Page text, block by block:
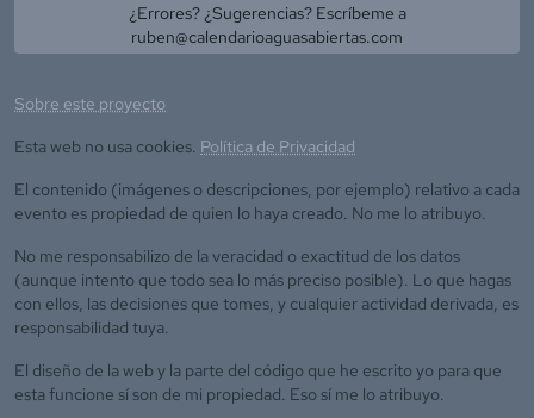
¿Errores? ¿Sugerencias? Escríbeme a
ruben@calendarioaguasabiertas.com
Sobre este proyecto
Esta web no usa cookies. Política de Privacidad
El contenido (imágenes o descripciones, por ejemplo) relativo a cada
evento es propiedad de quien lo haya creado. No me lo atribuyo.
No me responsabilizo de la veracidad o exactitud de los datos
(aunque intento que todo sea lo más preciso posible). Lo que hagas
con ellos, las decisiones que tomes, y cualquier actividad derivada, es
responsabilidad tuya.
El diseño de la web y la parte del código que he escrito yo para que
esta funcione sí son de mi propiedad. Eso sí me lo atribuyo.